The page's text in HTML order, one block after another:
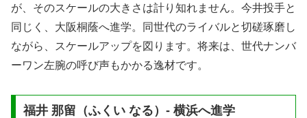
が、そのスケールの大きさは計り知れません。今井投手と
同じく、大阪桐蔭へ進学。同世代のライバルと切磋琢磨し
ながら、スケールアップを図ります。将来は、世代ナンバ
ーワン左腕の呼び声もかかる逸材です。
福井 那留（ふくい なる）- 横浜へ進学